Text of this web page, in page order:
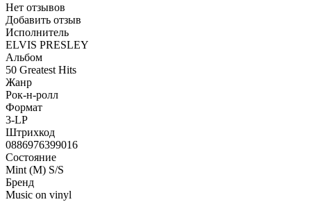
Нет отзывов
Добавить отзыв
Исполнитель
ELVIS PRESLEY
Альбом
50 Greatest Hits
Жанр
Рок-н-ролл
Формат
3-LP
Штрихкод
0886976399016
Состояние
Mint (M) S/S
Бренд
Music on vinyl